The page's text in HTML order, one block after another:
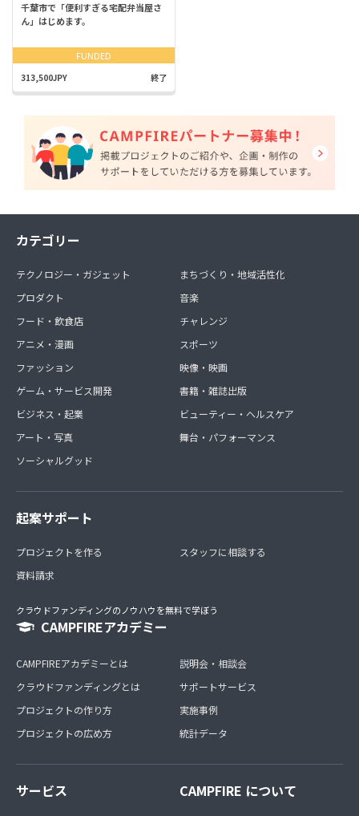
千葉市で「便利すぎる宅配弁当屋さ
ん」はじめます。
FUNDED
313,500JPY 終了
カテゴリー
テクノロジー・ガジェット
プロダクト
フード・飲食店
アニメ・漫画
ファッション
ゲーム・サービス開発
ビジネス・起業
アート・写真
ソーシャルグッド
まちづくり・地域活性化
音楽
チャレンジ
スポーツ
映像・映画
書籍・雑誌出版
ビューティー・ヘルスケア
舞台・パフォーマンス
起案サポート
プロジェクトを作る
資料請求
スタッフに相談する
クラウドファンディングのノウハウを無料で学ぼう
CAMPFIREアカデミー
CAMPFIREアカデミーとは
クラウドファンディングとは
プロジェクトの作り方
プロジェクトの広め方
説明会・相談会
サポートサービス
実施事例
統計データ
サービス CAMPFIRE について